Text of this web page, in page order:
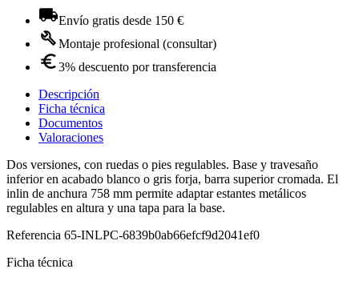
Envío gratis desde 150 €
Montaje profesional (consultar)
3% descuento por transferencia
Descripción
Ficha técnica
Documentos
Valoraciones
Dos versiones, con ruedas o pies regulables. Base y travesaño
inferior en acabado blanco o gris forja, barra superior cromada. El
inlin de anchura 758 mm permite adaptar estantes metálicos
regulables en altura y una tapa para la base.
Referencia 65-INLPC-6839b0ab66efcf9d2041ef0
Ficha técnica